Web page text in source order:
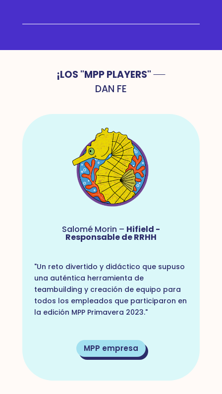
¡LOS "MPP PLAYERS"
DAN FE
Salomé Morin – Hifield -
Responsable de RRHH
"Un reto divertido y didáctico que supuso
una auténtica herramienta de
teambuilding y creación de equipo para
todos los empleados que participaron en
la edición MPP Primavera 2023."
MPP empresa